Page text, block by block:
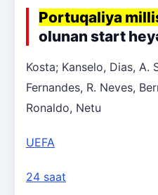
Portuqaliya
olunan start
Kosta; Kanselo, Dias, A.
Fernandes, R. Neves,
Ronaldo, Netu
UEFA
24 saat